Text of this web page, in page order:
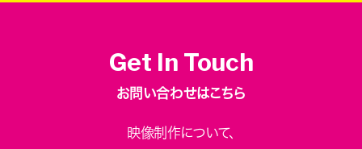
Get In Touch
お問い合わせはこちら
映像制作について、